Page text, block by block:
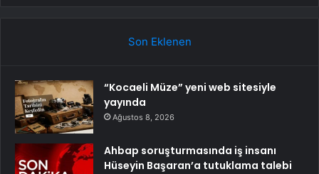
Son Eklenen
“Kocaeli Müze” yeni web sitesiyle
yayında
Ağustos 8, 2026
Ahbap soruşturmasında iş insanı
Hüseyin Başaran’a tutuklama talebi